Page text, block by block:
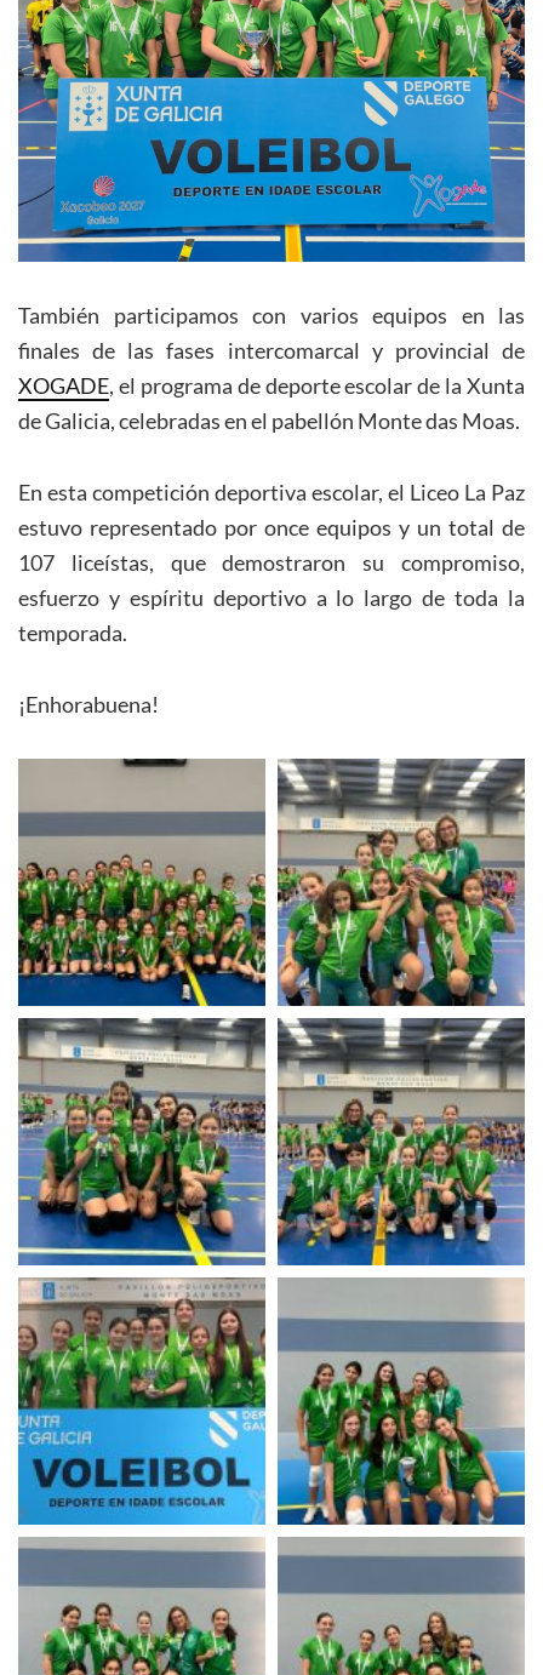
También participamos con varios equipos en las
finales de las fases intercomarcal y provincial de
XOGADE, el programa de deporte escolar de la Xunta
de Galicia, celebradas en el pabellón Monte das Moas.
En esta competición deportiva escolar, el Liceo La Paz
estuvo representado por once equipos y un total de
107 liceístas, que demostraron su compromiso,
esfuerzo y espíritu deportivo a lo largo de toda la
temporada.
¡Enhorabuena!